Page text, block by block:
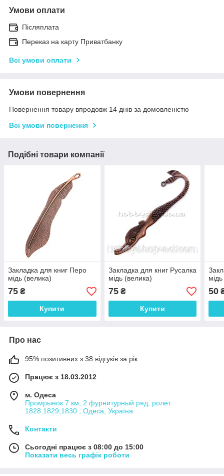
Умови оплати
Післяплата
Переказ на карту Приватбанку
Всі умови оплати
Умови повернення
Повернення товару впродовж 14 днів за домовленістю
Всі умови повернення
Подібні товари компанії
Закладка для книг Перо
мідь (велика)
75 ₴
Купити
Закладка для книг Русалка
мідь (велика)
75₴
Купити
50
Про нас
95% позитивних з 38 відгуків за рік
Працює з 18.03.2012
м. Одеса
Промрынок 7 км, 2 фурнитурный ряд, ролет
1828.1829,1830 , Одеса, Україна
Контакти
Сьогодні працює з 08:00 до 15:00
Показати весь графік роботи